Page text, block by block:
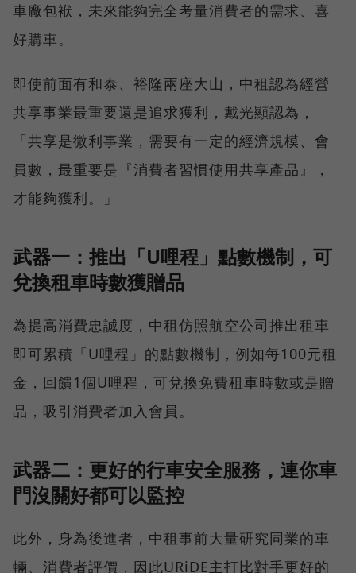
車廠包袱，未來能夠完全考量消費者的需求、喜
好購車。
即使前面有和泰、裕隆兩座大山，中租認為經營
共享事業最重要還是追求獲利，戴光顯認為，
「共享是微利事業，需要有一定的經濟規模、會
員數，最重要是『消費者習慣使用共享產品』，
才能夠獲利。」
武器一：推出「U哩程」點數機制，可
兌換租車時數獲贈品
為提高消費忠誠度，中租仿照航空公司推出租車
即可累積「U哩程」的點數機制，例如每100元租
金，回饋1個U哩程，可兌換免費租車時數或是贈
品，吸引消費者加入會員。
武器二：更好的行車安全服務，連你車
門沒關好都可以監控
此外，身為後進者，中租事前大量研究同業的車
輛、消費者評價，因此URiDE主打比對手更好的